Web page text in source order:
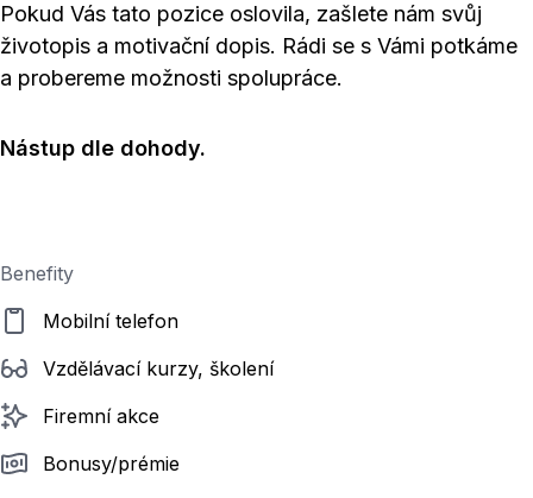
Pokud Vás tato pozice oslovila, zašlete nám svůj
životopis a motivační dopis. Rádi se s Vámi potkáme
a probereme možnosti spolupráce.
Nástup dle dohody.
Benefity
Mobilní telefon
Vzdělávací kurzy, školení
Firemní akce
Bonusy/prémie